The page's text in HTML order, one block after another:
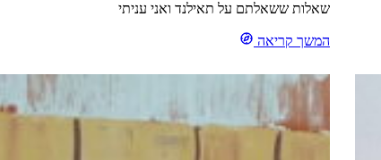
שאלות ששאלתם על תאילנד ואני עניתי
המשך קריאה